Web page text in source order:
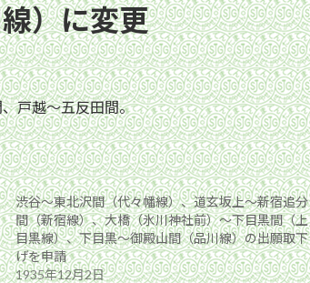
）に変更
戸越〜五反田間。
渋谷〜東北沢間（代々幡線）、道玄坂上〜新宿追分
間（新宿線）、大橋（氷川神社前）〜下目黒間（上
目黒線）、下目黒〜御殿山間（品川線）の出願取下
げを申請
1935年12月2日